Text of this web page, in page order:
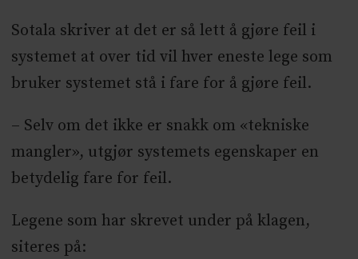
Sotala skriver at det er så lett å gjøre feil i
systemet at over tid vil hver eneste lege som
bruker systemet stå i fare for å gjøre feil.
– Selv om det ikke er snakk om «tekniske
mangler», utgjør systemets egenskaper en
betydelig fare for feil.
Legene som har skrevet under på klagen,
siteres på: